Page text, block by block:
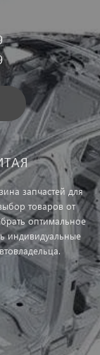
запчастей для
товаров от
оптимальное
индивидуальные